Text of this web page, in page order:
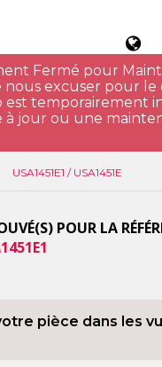
Fermé pour
nous excuser pour
est temporairement
à jour ou une
USA1451E1 / USA1451E
POUR LA
pièce dans les